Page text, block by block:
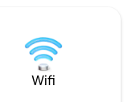
–
exclusieve
verdiepingen.
Urban Life-
Wifi